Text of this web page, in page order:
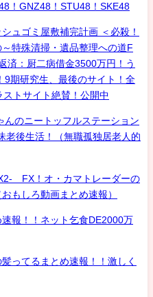
！GNZ48！STU48！SKE48
ュゴミ屋敷補完計画 ＜必殺！
特殊清掃・遺品整理への道F
済：厨二病借金3500万円！う
9期研究生、最後のサイト！全
トサイト絶賛！公開中
んのニートッフルステーション
老後生活！（無職孤独居老人的
FX！オ・カマトレーダーの
もしろ動画まとめ速報）
報！！ネット乞食DE2000万
ってるまとめ速報！！激しく